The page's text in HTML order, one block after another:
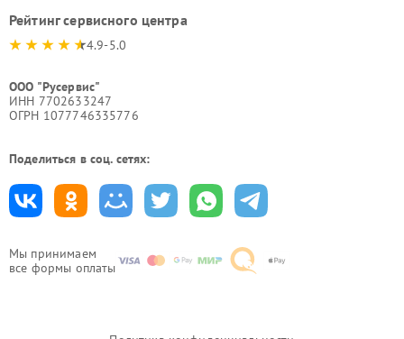
Мы принимаем
все формы оплаты
Рейтинг сервисного центра
4.9-5.0
ООО "Русервис"
ИНН 7702633247
ОГРН 1077746335776
Поделиться в соц. сетях: